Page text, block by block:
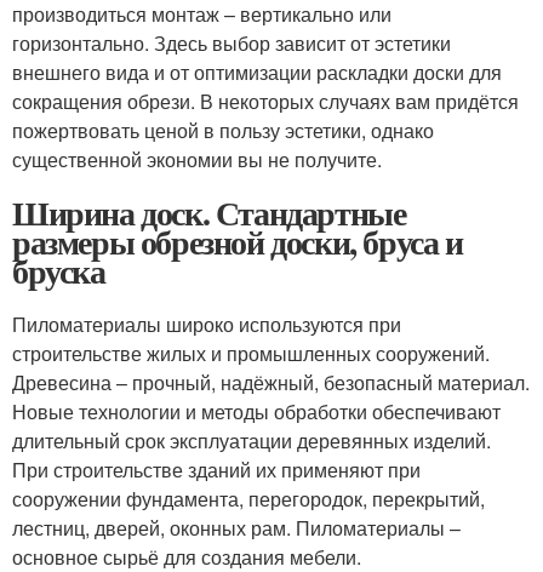
производиться монтаж – вертикально или
горизонтально. Здесь выбор зависит от эстетики
внешнего вида и от оптимизации раскладки доски для
сокращения обрези. В некоторых случаях вам придётся
пожертвовать ценой в пользу эстетики, однако
существенной экономии вы не получите.
Ширина доск. Стандартные
размеры обрезной доски, бруса и
бруска
Пиломатериалы широко используются при
строительстве жилых и промышленных сооружений.
Древесина – прочный, надёжный, безопасный материал.
Новые технологии и методы обработки обеспечивают
длительный срок эксплуатации деревянных изделий.
При строительстве зданий их применяют при
сооружении фундамента, перегородок, перекрытий,
лестниц, дверей, оконных рам. Пиломатериалы –
основное сырьё для создания мебели.